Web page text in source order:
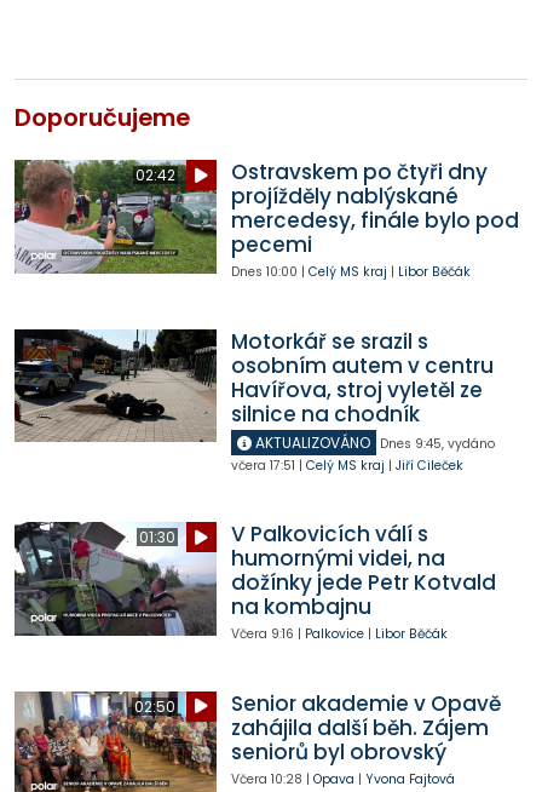
Doporučujeme
02:42
Ostravskem po čtyři dny
projížděly nablýskané
mercedesy, finále bylo pod
pecemi
Dnes 10:00 | Celý MS kraj | Libor Běčák
Motorkář se srazil s
osobním autem v centru
Havířova, stroj vyletěl ze
silnice na chodník
AKTUALIZOVÁNO Dnes 9:45, vydáno
včera 17:51 | Celý MS kraj | Jiří Cileček
01:30
V Palkovicích válí s
humornými videi, na
dožínky jede Petr Kotvald
na kombajnu
Včera 9:16 | Palkovice| Libor Běčák
02:50
Senior akademie v Opavě
zahájila další běh. Zájem
seniorů byl obrovský
Včera 10:28 | Opava | Yvona Fajtová